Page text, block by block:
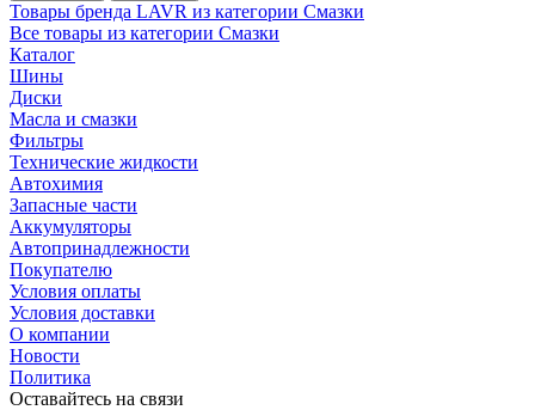
Товары бренда LAVR из категории Смазки
Все товары из категории Смазки
Каталог
Шины
Диски
Масла и смазки
Фильтры
Технические жидкости
Автохимия
Запасные части
Аккумуляторы
Автопринадлежности
Покупателю
Условия оплаты
Условия доставки
О компании
Новости
Политика
Оставайтесь на связи